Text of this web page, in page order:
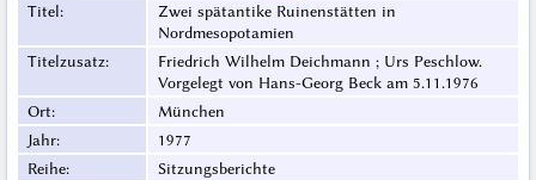
Titel:
Zwei spätantike Ruinenstätten in
Nordmesopotamien
Titelzusatz:
Friedrich Wilhelm Deichmann ; Urs Peschlow.
Vorgelegt von Hans-Georg Beck am 5.11.1976
Ort:
München
Jahr:
1977
Reihe:
Sitzungsberichte